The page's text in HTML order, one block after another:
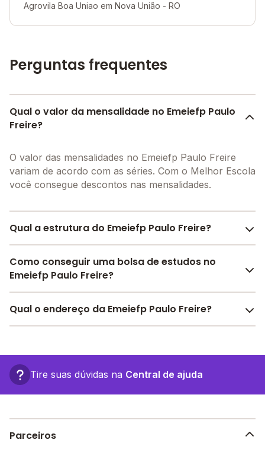
Agrovila Boa Uniao em Nova União - RO
Perguntas frequentes
Qual o valor da mensalidade no Emeiefp Paulo
Freire?
O valor das mensalidades no Emeiefp Paulo Freire
variam de acordo com as séries. Com o Melhor Escola
você consegue descontos nas mensalidades.
Qual a estrutura do Emeiefp Paulo Freire?
O Emeiefp Paulo Freire oferece toda a estrutura
necessária para o conforto e desenvolvimento
Sala de professores, Internet, entre outras estruturas.
Como conseguir uma bolsa de estudos no
Emeiefp Paulo Freire?
Pesquise bolsas disponíveis no Melhor Escola e
Qual o endereço da Emeiefp Paulo Freire?
assentamento palmares gleba 04 area social, - Nova
União - RO.
Tire suas dúvidas na Central de ajuda
Parceiros